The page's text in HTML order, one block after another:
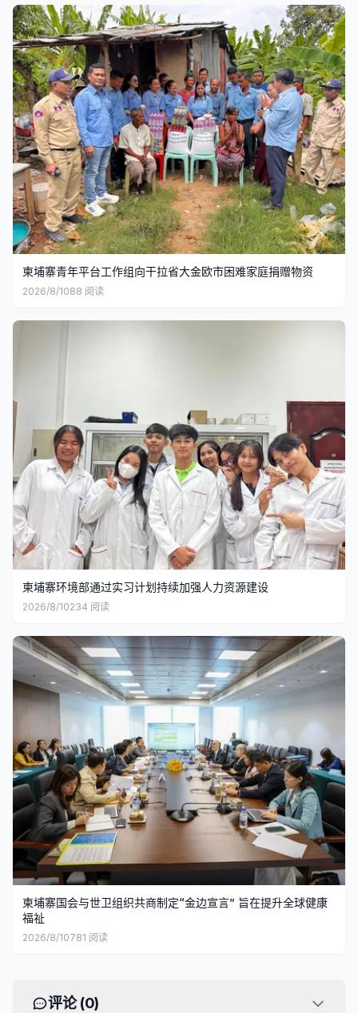
柬埔寨青年平台工作组向干拉省大金欧市困难家庭捐赠物资
2026/8/1088 阅读
柬埔寨环境部通过实习计划持续加强人力资源建设
2026/8/10234 阅读
柬埔寨国会与世卫组织共商制定“金边宣言” 旨在提升全球健康
福祉
2026/8/10781 阅读
评论 (0)